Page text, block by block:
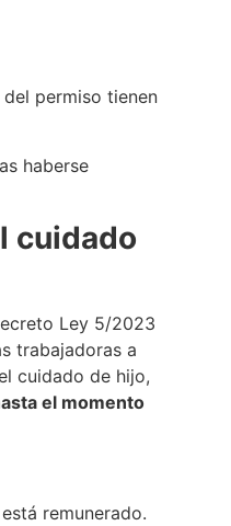
permiso tienen
haberse
cuidado
Ley 5/2023
trabajadoras a
cuidado de hijo,
el momento
remunerado.